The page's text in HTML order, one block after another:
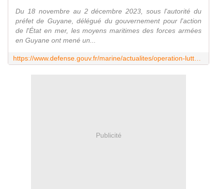
Du 18 novembre au 2 décembre 2023, sous l'autorité du
préfet de Guyane, délégué du gouvernement pour l'action
de l'État en mer, les moyens maritimes des forces armées
en Guyane ont mené un...
Publicité